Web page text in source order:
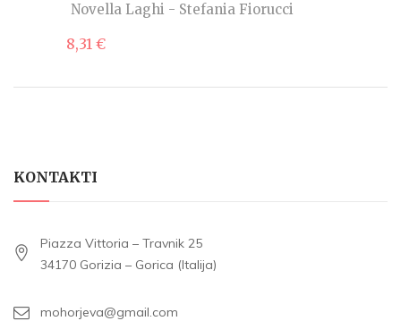
Novella Laghi - Stefania Fiorucci
8,31 €
KONTAKTI
Piazza Vittoria – Travnik 25
34170 Gorizia – Gorica (Italija)
mohorjeva@gmail.com